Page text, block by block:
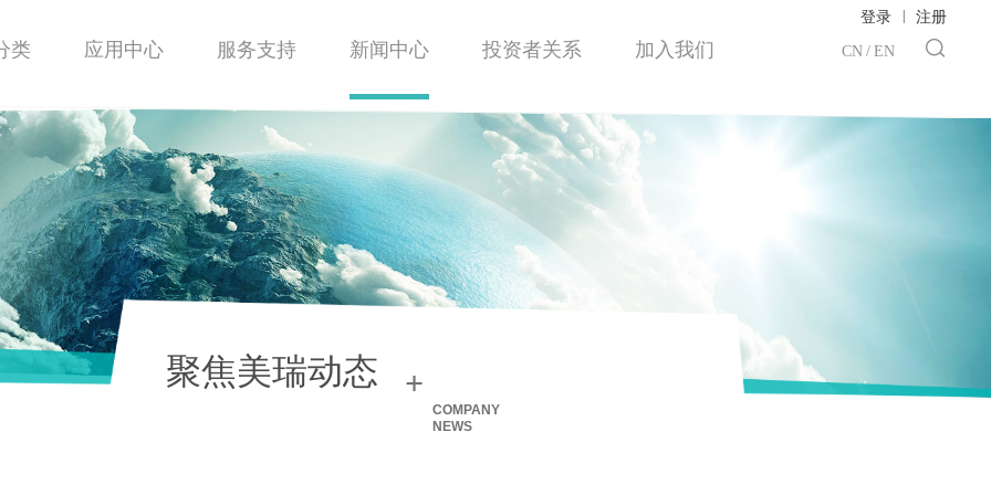
登录 注册
CN / EN
类 应用中心 服务支持 新闻中心 投资者关系 加入我们
聚焦美瑞动态 +
COMPANY
NEWS